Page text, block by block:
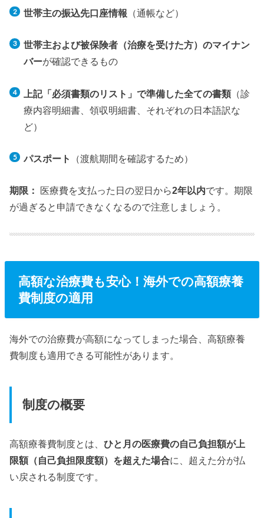
世帯主の振込先口座情報 （通帳など）
世帯主および被保険者（治療を受けた方）のマイナン
バーが確認できるもの
上記「必須書類のリスト」で準備した全ての書類（診
療内容明細書、領収明細書、それぞれの日本語訳な
ど）
パスポート （渡航期間を確認するため）
期限： 医療費を支払った日の翌日から2年以内です。期限
が過ぎると申請できなくなるので注意しましょう。
高額な治療費も安心！海外での高額療養
費制度の適用
海外での治療費が高額になってしまった場合、高額療養
費制度も適用できる可能性があります。
制度の概要
高額療養費制度とは、ひと月の医療費の自己負担額が上
限額（自己負担限度額）を超えた場合に、超えた分が払
い戻される制度です。